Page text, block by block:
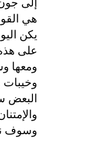
إلى
هي
يكن
على
ومعها
وخيبات
البعض
وسوف